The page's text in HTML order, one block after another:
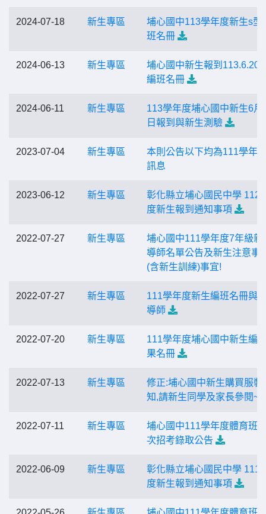
2024-07-18 新生專區
埔心國中113學年度新生s型
班名冊
2024-06-13 新生專區
埔心國中新生報到113.6.20
編班名冊
2024-06-11 新生專區
113學年度埔心國中新生6月
日報到與新生測驗
2023-07-04 新生專區
本則公告以下均為111學年
訊息
2023-06-12 新生專區
彰化縣立埔心國民中學 112
度新生報到通知事項
2022-07-27 新生專區
埔心國中111學年度7年級新
導師名單公告及新生注意事
(含新生訓練)事宜!
2022-07-27 新生專區
111學年度新生編班名冊與
導師
2022-07-20 新生專區
111學年度埔心國中新生編
果名冊
2022-07-13 新生專區
修正:埔心國中新生購買服裝
知,請新生同學及家長參閱~
2022-07-11 新生專區
埔心國中111學年度體育班
次招考錄取公告
2022-06-09 新生專區
彰化縣立埔心國民中學 111
度新生報到通知事項